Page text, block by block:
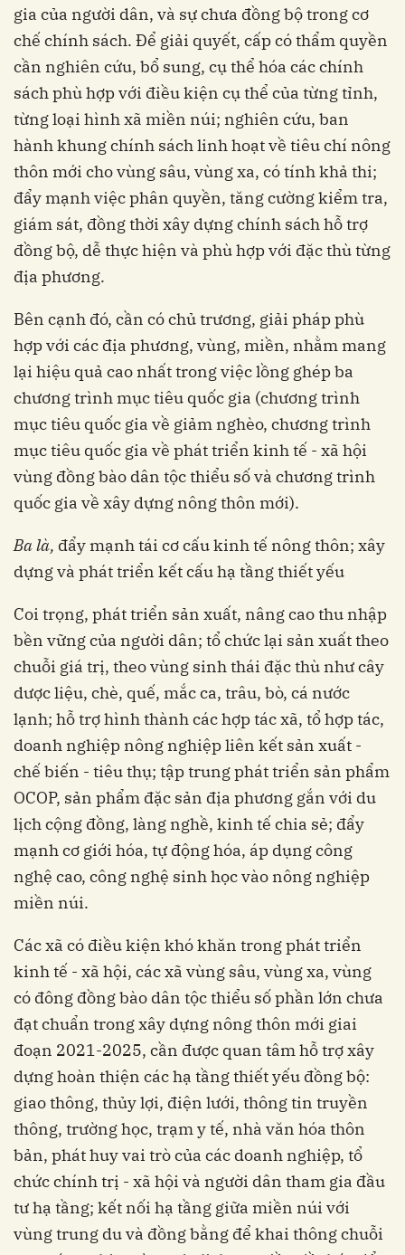
gia của người dân, và sự chưa đồng bộ trong cơ
chế chính sách. Để giải quyết, cấp có thẩm quyền
cần nghiên cứu, bổ sung, cụ thể hóa các chính
sách phù hợp với điều kiện cụ thể của từng tỉnh,
từng loại hình xã miền núi; nghiên cứu, ban
hành khung chính sách linh hoạt về tiêu chí nông
thôn mới cho vùng sâu, vùng xa, có tính khả thi;
đẩy mạnh việc phân quyền, tăng cường kiểm tra,
giám sát, đồng thời xây dựng chính sách hỗ trợ
đồng bộ, dễ thực hiện và phù hợp với đặc thù từng
địa phương.
Bên cạnh đó, cần có chủ trương, giải pháp phù
hợp với các địa phương, vùng, miền, nhằm mang
lại hiệu quả cao nhất trong việc lồng ghép ba
chương trình mục tiêu quốc gia (chương trình
mục tiêu quốc gia về giảm nghèo, chương trình
mục tiêu quốc gia về phát triển kinh tế - xã hội
vùng đồng bào dân tộc thiểu số và chương trình
quốc gia về xây dựng nông thôn mới).
Balà, đẩy mạnhtái cơ cấu kinh tế nông thôn; xây
dựng và phát triển kết cấu hạ tầng thiết yếu
Coi trọng, phát triển sản xuất, nâng cao thu nhập
bền vững của người dân; tổ chức lại sản xuất theo
chuỗi giá trị, theo vùng sinh thái đặc thù như cây
dược liệu, chè, quế, mắc ca, trâu, bò, cá nước
lạnh; hỗ trợ hình thành các hợp tác xã, tổ hợp tác,
doanh nghiệp nông nghiệp liên kết sản xuất -
chế biến - tiêu thụ; tập trung phát triển sản phẩm
OCOP, sản phẩm đặc sản địa phương gắn với du
lịch cộng đồng, làng nghề, kinh tế chia sẻ; đẩy
mạnh cơ giới hóa, tự động hóa, áp dụng công
nghệ cao, công nghệ sinh học vào nông nghiệp
miền núi.
Các xã có điều kiện khó khăn trong phát triển
kinh tế - xã hội, các xã vùng sâu, vùng xa, vùng
có đông đồng bào dân tộc thiểu số phần lớn chưa
đạt chuẩn trong xây dựng nông thôn mới giai
đoạn 2021-2025, cần được quan tâm hỗ trợ xây
dựng hoàn thiện các hạ tầng thiết yếu đồng bộ:
giao thông, thủy lợi, điện lưới, thông tin truyền
thông, trường học, trạm y tế, nhà văn hóa thôn
bản, phát huy vai trò của các doanh nghiệp, tổ
chức chính trị - xã hội và người dân tham gia đầu
tư hạ tầng; kết nối hạ tầng giữa miền núi với
vùng trung du và đồng bằng để khai thông chuỗi